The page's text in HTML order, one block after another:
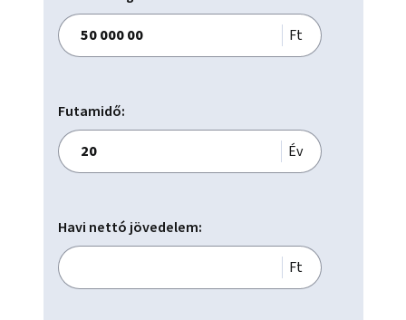
Díjmentes parkolóövezet,
Belső udvar vagy tetőkert,
Kerékpártároló,
Bérelhető parkoló,
Raktárterület,
Ingatlan adminisztráció és menedzsment,
Betonaljzat.
Ft
Futamidő:
Év
Havi nettó jövedelem:
Ft